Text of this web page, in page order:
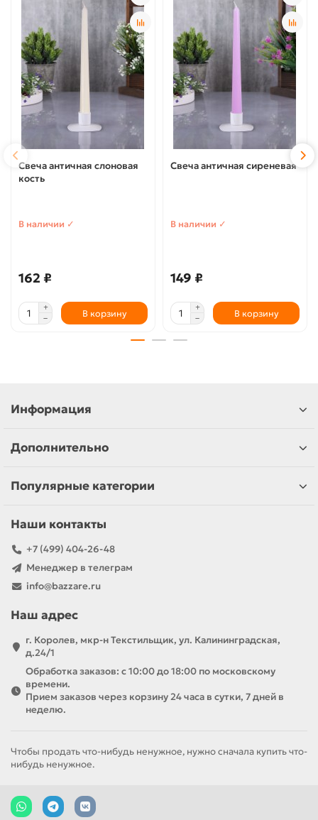
Свеча античная слоновая
кость
В наличии ✓
162 ₽
В корзину
Свеча античная сиреневая
В наличии ✓
149 ₽
В корзину
Информация
Дополнительно
Популярные категории
Наши контакты
+7 (499) 404-26-48
Менеджер в телеграм
info@bazzare.ru
Наш адрес
г. Королев, мкр-н Текстильщик, ул. Калининградская,
д.24/1
Обработка заказов: с 10:00 до 18:00 по московскому
времени.
Прием заказов через корзину 24 часа в сутки, 7 дней в
неделю.
Чтобы продать что-нибудь ненужное, нужно сначала купить что-
нибудь ненужное.